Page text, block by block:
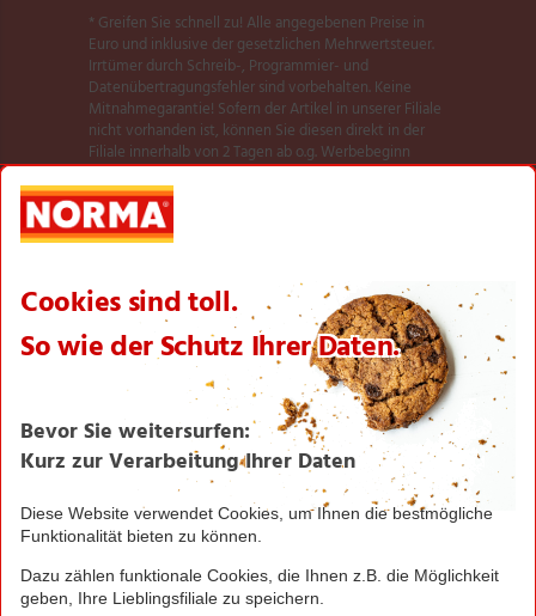
* Greifen Sie schnell zu! Alle angegebenen Preise in
Euro und inklusive der gesetzlichen Mehrwertsteuer.
Irrtümer durch Schreib-, Programmier- und
Datenübertragungsfehler sind vorbehalten. Keine
Mitnahmegarantie! Sofern der Artikel in unserer Filiale
nicht vorhanden ist, können Sie diesen direkt in der
Filiale innerhalb von 2 Tagen ab o.g. Werbebeginn
bestellen und zwar ohne Kaufzwang. Es ist nicht
ausgeschlossen, dass Sie einzelne Artikel zu Beginn der
Werbeaktion unerwartet und ausnahmsweise in einer
Filiale nicht vorfinden. Wir helfen Ihnen gerne weiter.
Aktionsartikel finden Sie auf
dieser Seite
Textilien und Schuhe teilweise nicht in allen Größen
erhältlich.
** Angebot gültig für registrierte Nutzer der NORMA
Plus App. Es gelten die Coupon-Bedingungen in der
NORMA Plus App.
1Bei Aktivierung eines Startpakets ist die Buchung
jedes Smart-Tarifs für die ersten 4 Wochen möglich!
Hierzu muss kein zusätzliches Guthaben aufgeladen
werden.
Deutschland Multibrand GmbH, Landgrabenweg 151,
53227 Bonn, welche auch Ihr Vertragspartner ist.